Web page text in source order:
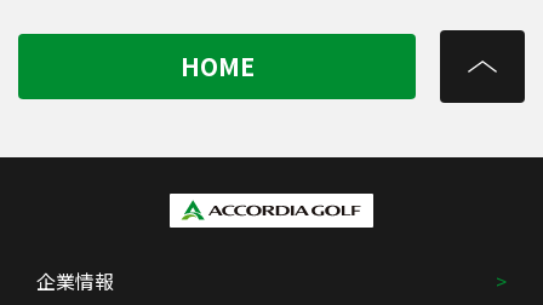
HOME
企業情報